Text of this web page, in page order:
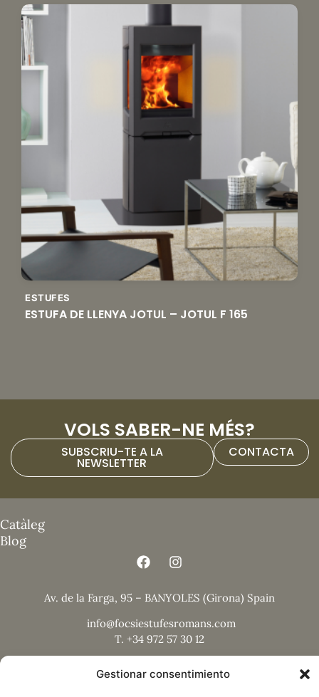
Gestionar consentimiento
ESTUFES
ESTUFA DE LLENYA JOTUL – JOTUL F 165
VOLS SABER-NE MÉS?
SUBSCRIU-TE A LA
NEWSLETTER
CONTACTA
Av. de la Farga, 95 – BANYOLES (Girona) Spain
info@focsiestufesromans.com
T. +34 972 57 30 12
Catàleg
Blog